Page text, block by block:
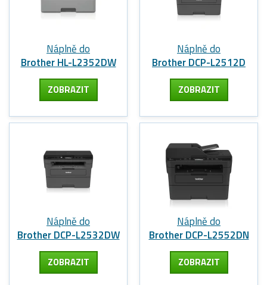
Náplně do
Brother HL-L2352DW
ZOBRAZIT
Náplně do
Brother DCP-L2512D
ZOBRAZIT
Náplně do
Brother DCP-L2532DW
ZOBRAZIT
Náplně do
Brother DCP-L2552DN
ZOBRAZIT